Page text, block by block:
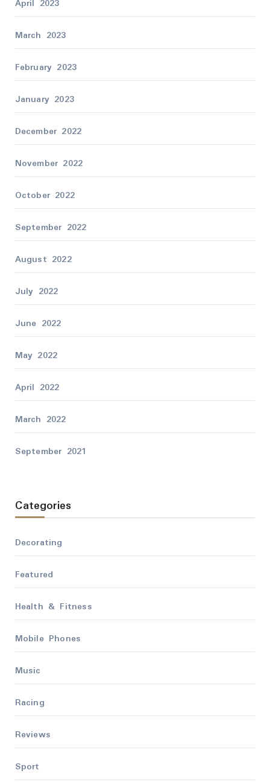
April 2023
March 2023
February 2023
January 2023
December 2022
November 2022
October 2022
September 2022
August 2022
July 2022
June 2022
May 2022
April 2022
March 2022
September 2021
Categories
Decorating
Featured
Health & Fitness
Mobile Phones
Music
Racing
Reviews
Sport